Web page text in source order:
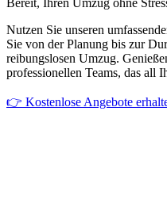
Bereit, Ihren Umzug ohne
Nutzen Sie unseren
Sie von der Planung bis zur
reibungslosen Umzug.
professionellen Teams, das all
👉 Kostenlose Angebote